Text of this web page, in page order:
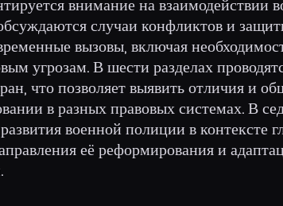
случаи конфликтов и
вызовы, включая
угрозам. В шести разделах
что позволяет выявить отличия и
в разных правовых системах. В
военной полиции в контексте
её реформирования и